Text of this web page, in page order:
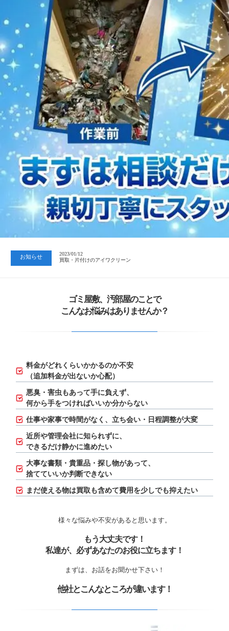
お知らせ
2023/01/12
買取・片付けのアイワクリーン
2023/07/24
中日新聞 岐阜版「空き家対策SOS」コーナーに掲載いただきまし…
2023/01/12
買取・片付けのアイワクリーン
ゴミ屋敷、汚部屋のことで
こんなお悩みはありませんか？
料金がどれくらいかかるのか不安
（追加料金が出ないか心配）
悪臭・害虫もあって手に負えず、
何から手をつければいいか分からない
仕事や家事で時間がなく、立ち会い・日程調整が大変
近所や管理会社に知られずに、
できるだけ静かに進めたい
大事な書類・貴重品・探し物があって、
捨てていいか判断できない
まだ使える物は買取も含めて費用を少しでも抑えたい
様々な悩みや不安があると思います。
もう大丈夫です！
私達が、必ずあなたのお役に立ちます！
まずは、お話をお聞かせ下さい！
他社とこんなところが違います！